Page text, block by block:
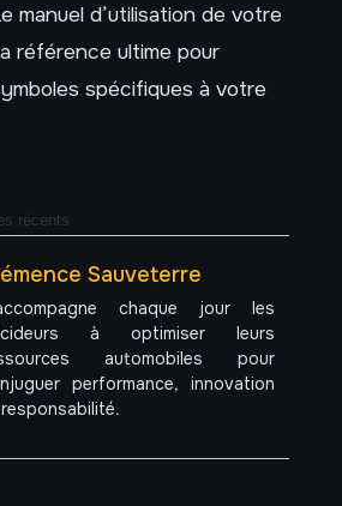
manuel d’utilisation de votre
référence ultime pour
spécifiques à votre
récents
Sauveterre
chaque jour les
à optimiser leurs
automobiles pour
performance, innovation